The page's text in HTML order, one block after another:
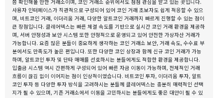
쯤 확인해볼 만한 거래소이며, 코인 거래소 순위에서도 점점 관심을 받고 있는 곳입니다.
사용자 인터페이스가 직관적으로 구성되어 있어 코인 거래 초보자도 쉽게 적응할 수 있으
며, 비트코인 거래, 이더리움 거래, 다양한 알트코인 거래까지 빠르게 진행할 수 있는 점이
큰 장점입니다. 클레어덱스는 빠른 체결 속도를 기반으로 실시간 코인 거래 환경을 제공하
며, 서버 안정성과 보안 시스템 또한 안정적으로 운영되고 있어 안전한 가상자산 거래가
가능합니다. 요즘 많은 분들이 중요하게 생각하는 코인 거래소 보안, 거래 속도, 수수료 부
분에서도 만족도가 높은 편입니다. 또한 다양한 코인 상장과 함께 신규 코인 거래가 가능
하며, 알트코인 투자 및 단타 매매를 선호하시는 분들에게도 적합한 환경을 제공합니다.
입출금 시스템 역시 간편하게 구성되어 있어 빠른 자금 이동이 가능하며, 전체적인 거래
흐름이 끊김 없이 이어지는 점이 인상적이었습니다. 비트코인 투자, 이더리움 투자, 알트
코인 투자 등 다양한 투자 방식을 고려하시는 분들께 클레어덱스는 충분히 매력적인 선택
지가 될 수 있으며, 기존 거래소에서 이동을 고민하시는 분들에게도 좋은 대안이 될 수 있